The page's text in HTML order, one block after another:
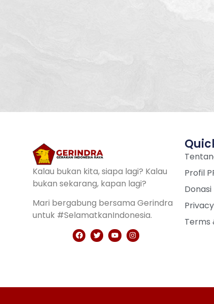
Kalau bukan kita, siapa lagi? Kalau
bukan sekarang, kapan lagi?
Mari bergabung bersama Gerindra
untuk #SelamatkanIndonesia.
Profil
Donasi
Terms